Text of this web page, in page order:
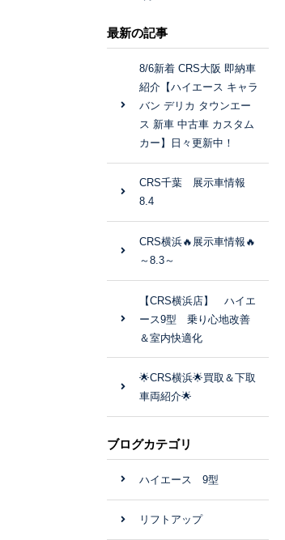
最新の記事
8/6新着 CRS大阪 即納車
紹介【ハイエース キャラ
バン デリカ タウンエー
ス 新車 中古車 カスタム
カー】日々更新中！
CRS千葉 展示車情報
8.4
CRS横浜🔥展示車情報🔥
～8.3～
【CRS横浜店】 ハイエ
ース9型 乗り心地改善
＆室内快適化
🌟CRS横浜🌟買取＆下取
車両紹介🌟
ブログカテゴリ
ハイエース 9型
リフトアップ